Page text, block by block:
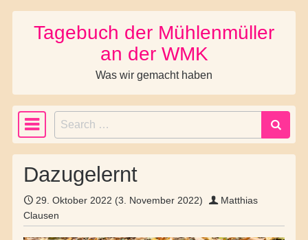
Skip to content
Tagebuch der Mühlenmüller
an der WMK
Was wir gemacht haben
Main Navigation
Search
Dazugelernt
29. Oktober 2022 (3. November 2022)
Matthias
Clausen